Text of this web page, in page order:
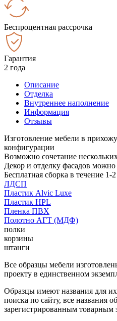
Беспроцентная рассрочка
Гарантия
2 года
Описание
Отделка
Внутреннее наполнение
Информация
Отзывы
Изготовление мебели в
конфигурации
Возможно сочетание
Декор и отделку фасадов
Бесплатная сборка в течение 1-
ЛДСП
Пластик Alvic Luxe
Пластик HPL
Пленка ПВХ
Полотно АГТ (МДФ)
полки
корзины
штанги
Все образцы мебели
проекту в единственном
Образцы имеют названия для
поиска по сайту, все названия
зарегистрированным товарным